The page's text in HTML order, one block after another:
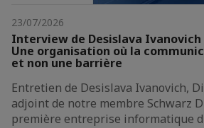
23/07/2026
Interview de Desislava Ivanovich
Une organisation où la
et non une barrière
Entretien de Desislava Ivanovich,
adjoint de notre membre Schwarz
première entreprise informatique